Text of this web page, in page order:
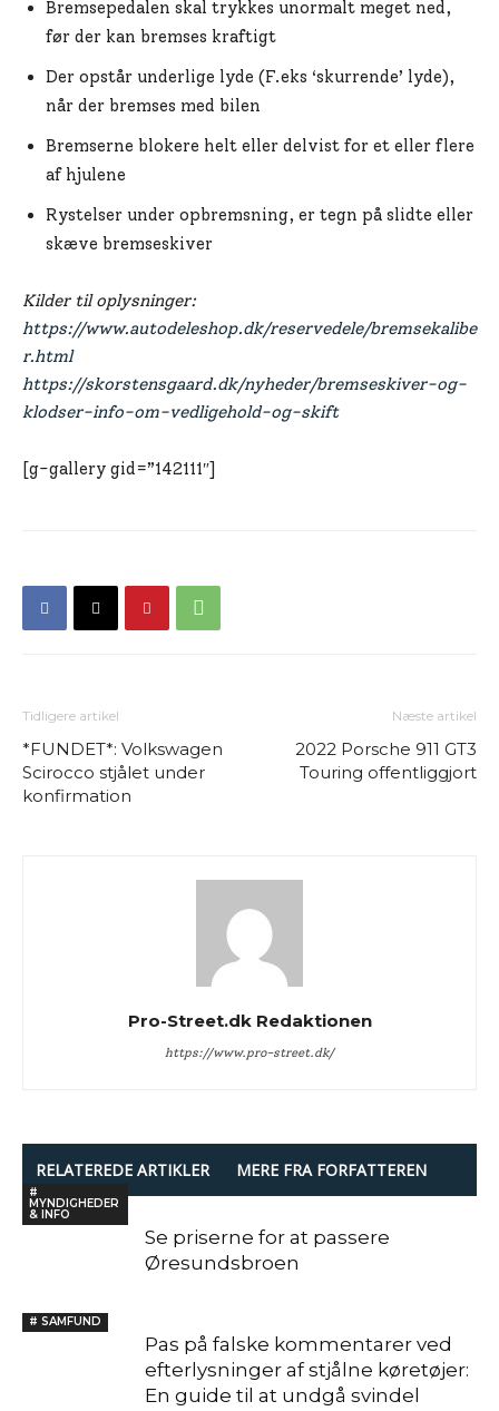
Bremsepedalen skal trykkes unormalt meget ned,
før der kan bremses kraftigt
Der opstår underlige lyde (F.eks ‘skurrende’ lyde),
når der bremses med bilen
Bremserne blokere helt eller delvist for et eller flere
af hjulene
Rystelser under opbremsning, er tegn på slidte eller
skæve bremseskiver
Kilder til oplysninger:
https://www.autodeleshop.dk/reservedele/bremsekalibe
r.html
https://skorstensgaard.dk/nyheder/bremseskiver-og-
klodser-info-om-vedligehold-og-skift
[g-gallery gid=”142111″]
Tidligere artikel
*FUNDET*: Volkswagen
Scirocco stjålet under
konfirmation
Næste artikel
2022 Porsche 911 GT3
Touring offentliggjort
Pro-Street.dk Redaktionen
https://www.pro-street.dk/
RELATEREDE ARTIKLER MERE FRA FORFATTEREN
#
MYNDIGHEDER
& INFO
Se priserne for at passere
Øresundsbroen
# SAMFUND
Pas på falske kommentarer ved
efterlysninger af stjålne køretøjer:
En guide til at undgå svindel